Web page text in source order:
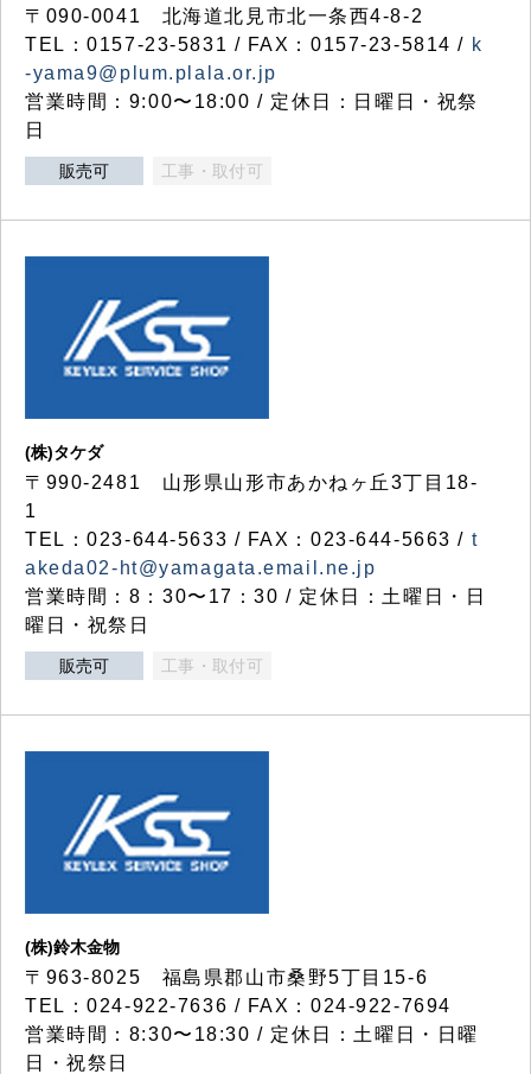
〒090-0041 北海道北見市北一条西4-8-2
TEL：0157-23-5831 / FAX：0157-23-5814 / k
-yama9@plum.plala.or.jp
営業時間：9:00〜18:00 / 定休日：日曜日・祝祭
日
販売可 工事・取付可
(株)タケダ
〒990-2481 山形県山形市あかねヶ丘3丁目18-
1
TEL：023-644-5633 / FAX：023-644-5663 / t
akeda02-ht@yamagata.email.ne.jp
営業時間：8：30〜17：30 / 定休日：土曜日・日
曜日・祝祭日
販売可 工事・取付可
(株)鈴木金物
〒963-8025 福島県郡山市桑野5丁目15-6
TEL：024-922-7636 / FAX：024-922-7694
営業時間：8:30〜18:30 / 定休日：土曜日・日曜
日・祝祭日